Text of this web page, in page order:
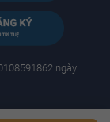
ngày